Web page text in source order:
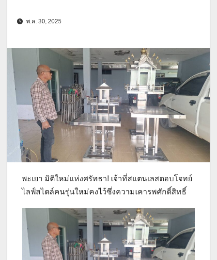
พ.ค. 30, 2025
พะเยา มิติใหม่แห่งศรัทธา! เจ้าที่สแตนเลสตอบโจทย์
ไลฟ์สไตล์คนรุ่นใหม่คงไว้ซึ่งความเคารพศักดิ์สิทธิ์